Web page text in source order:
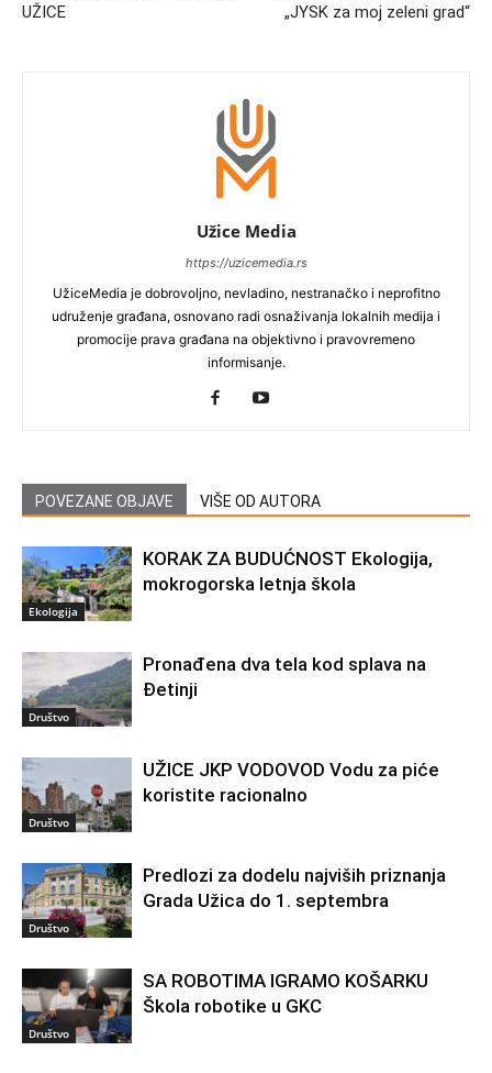
UŽICE
„JYSK za moj zeleni grad“
Užice Media
https://uzicemedia.rs
UžiceMedia je dobrovoljno, nevladino, nestranačko i neprofitno
udruženje građana, osnovano radi osnaživanja lokalnih medija i
promocije prava građana na objektivno i pravovremeno
informisanje.
POVEZANE OBJAVE VIŠE OD AUTORA
Ekologija
KORAK ZA BUDUĆNOST Ekologija,
mokrogorska letnja škola
Društvo
Pronađena dva tela kod splava na
Đetinji
Društvo
UŽICE JKP VODOVOD Vodu za piće
koristite racionalno
Društvo
Predlozi za dodelu najviših priznanja
Grada Užica do 1. septembra
Društvo
SA ROBOTIMA IGRAMO KOŠARKU
Škola robotike u GKC